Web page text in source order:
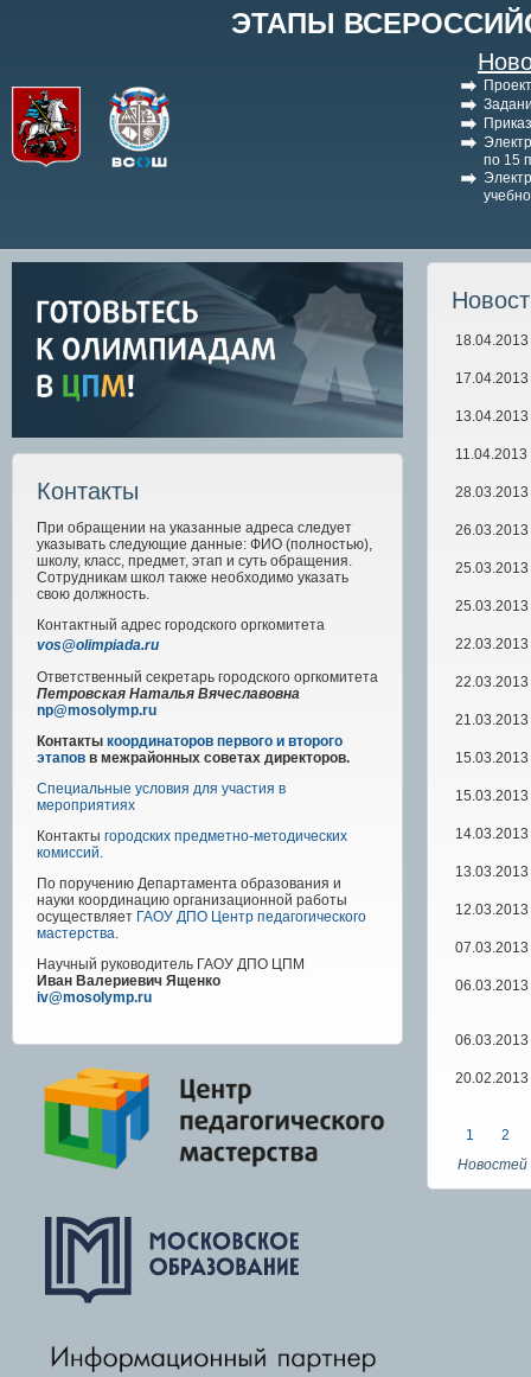
ЭТАПЫ
по 15
Контакты
При обращении на указанные адреса следует
указывать следующие данные: ФИО (полностью),
школу, класс, предмет, этап и суть обращения.
Сотрудникам школ также необходимо указать
свою должность.
Контактный адрес городского оргкомитета
vos@olimpiada.ru
Ответственный секретарь городского оргкомитета
Петровская Наталья Вячеславовна
np@mosolymp.ru
Контакты координаторов первого и второго
этапов в межрайонных советах директоров.
Специальные условия для участия в
мероприятиях
Контакты городских предметно-методических
комиссий.
По поручению Департамента образования и
науки координацию организационной работы
осуществляет ГАОУ ДПО Центр педагогического
мастерства.
Научный руководитель ГАОУ ДПО ЦПМ
Иван Валериевич Ященко
iv@mosolymp.ru
18.04.2013
17.04.2013
13.04.2013
11.04.2013
28.03.2013
26.03.2013
25.03.2013
25.03.2013
22.03.2013
22.03.2013
21.03.2013
15.03.2013
15.03.2013
14.03.2013
13.03.2013
12.03.2013
07.03.2013
06.03.2013
06.03.2013
20.02.2013
1
2
Новостей